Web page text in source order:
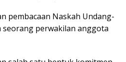
pembacaan Naskah Undang-
seorang perwakilan anggota